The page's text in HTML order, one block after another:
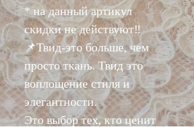
* на данный артикул
скидки не действуют‼️
📌Твид-это больше, чем
просто ткань. Твид это
воплощение стиля и
элегантности.
Это выбор тех, кто ценит